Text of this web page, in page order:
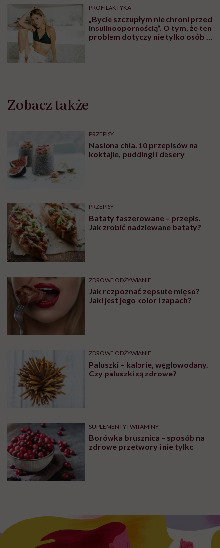
PROFILAKTYKA
„Bycie szczupłym nie chroni przed
insulinoopornością”. O tym, że ten
problem dotyczy nie tylko osób z
Zobacz także
PRZEPISY
Nasiona chia. 10 przepisów na
koktajle, puddingi i desery
PRZEPISY
Bataty faszerowane – przepis.
Jak zrobić nadziewane bataty?
ZDROWE ODŻYWIANIE
Jak rozpoznać zepsute mięso?
Jaki jest jego kolor i zapach?
ZDROWE ODŻYWIANIE
Paluszki – kalorie, węglowodany.
Czy paluszki są zdrowe?
SUPLEMENTY I WITAMINY
Borówka brusznica – sposób na
zdrowe przetwory i nie tylko